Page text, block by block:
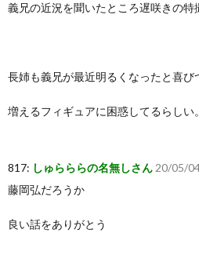
義兄の近況を聞いたところ遅咲きの特
長姉も義兄が最近明るくなったと喜び
増えるフィギュアに困惑してるらしい。
817: しゅらららの名無しさん 20/05/
藤岡弘だろうか
良い話をありがとう